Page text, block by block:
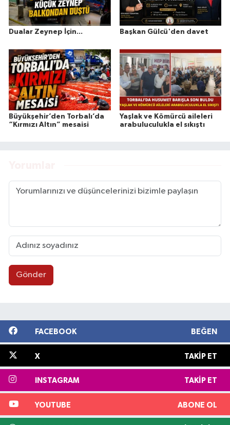
Dualar Zeynep İçin... Başkan Gülcü'den davet
Büyükşehir’den Torbalı’da
“Kırmızı Altın” mesaisi
Yaşlak ve Kömürcü aileleri
arabuluculukla el sıkıştı
Gönder
FACEBOOK BEĞEN
X TAKIP ET
INSTAGRAM TAKIP ET
YOUTUBE ABONE OL